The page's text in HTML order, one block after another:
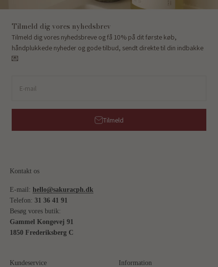
Tilmeld dig vores nyhedsbrev
Tilmeld dig vores nyhedsbreve og få 10% på dit første køb,
håndplukkede nyheder og gode tilbud, sendt direkte til din indbakke
💌
E-mail
Tilmeld
Kontakt os
E-mail: hello@sakuracph.dk
Telefon: 31 36 41 91
Besøg vores butik:
Gammel Kongevej 91
1850 Frederiksberg C
Kundeservice Information